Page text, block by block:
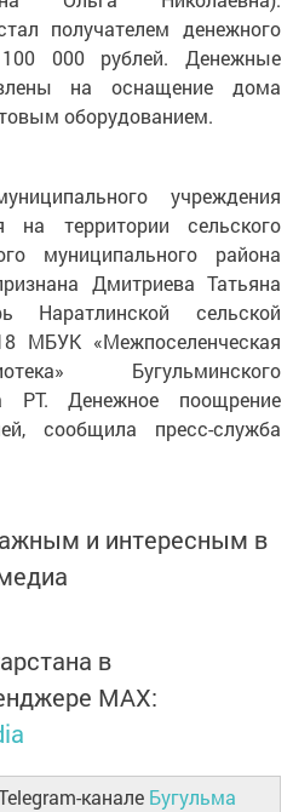
получателем денежного
000 рублей. Денежные
на оснащение дома
оборудованием.
учреждения
на территории сельского
муниципального района
Дмитриева Татьяна
Наратлинской сельской
МБУК «Межпоселенческая
Бугульминского
РТ. Денежное поощрение
сообщила пресс-служба
и интересным в
в
MАХ:
канале Бугульма